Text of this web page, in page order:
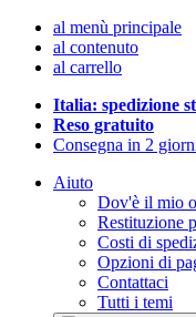
al menù principale
al contenuto
al carrello
Italia: spedizione
Reso gratuito
Consegna in 2
Aiuto
Dov'è il mio
Restituzione
Costi di
Opzioni di
Contattaci
Tutti i temi